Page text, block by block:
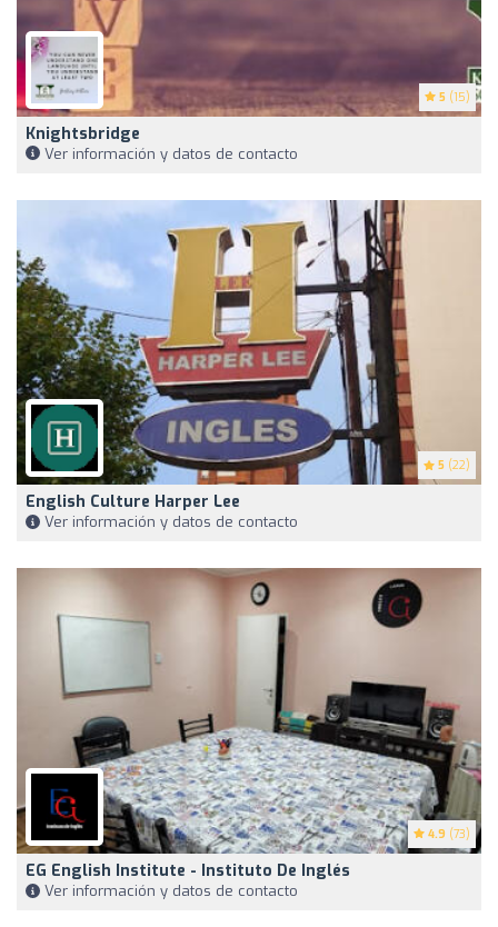
5 (15)
Knightsbridge
Ver información y datos de contacto
5 (22)
English Culture Harper Lee
Ver información y datos de contacto
4.9 (73)
EG English Institute - Instituto De Inglés
Ver información y datos de contacto